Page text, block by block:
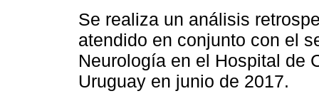
Se realiza un análisis
atendido en conjunto con el
Neurología en el Hospital de
Uruguay en junio de 2017.